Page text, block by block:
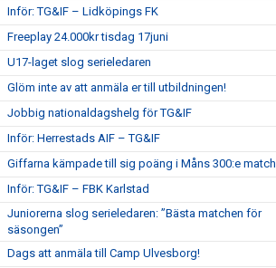
Inför: TG&IF – Lidköpings FK
Freeplay 24.000kr tisdag 17juni
U17-laget slog serieledaren
Glöm inte av att anmäla er till utbildningen!
Jobbig nationaldagshelg för TG&IF
Inför: Herrestads AIF – TG&IF
Giffarna kämpade till sig poäng i Måns 300:e match
Inför: TG&IF – FBK Karlstad
Juniorerna slog serieledaren: ”Bästa matchen för
säsongen”
Dags att anmäla till Camp Ulvesborg!